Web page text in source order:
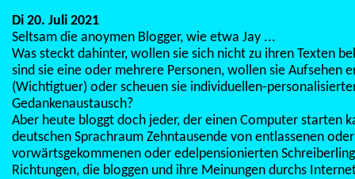
Di 20. Juli 2021
Seltsam die anoymen Blogger, wie etwa Jay ...
Was steckt dahinter, wollen sie sich nicht zu ihren Texten
sind sie eine oder mehrere Personen, wollen sie Aufsehen
(Wichtigtuer) oder scheuen sie individuellen-
Gedankenaustausch?
Aber heute bloggt doch jeder, der einen Computer starten
deutschen Sprachraum Zehntausende von entlassenen
vorwärtsgekommenen oder edelpensionierten
Richtungen, die bloggen und ihre Meinungen durchs